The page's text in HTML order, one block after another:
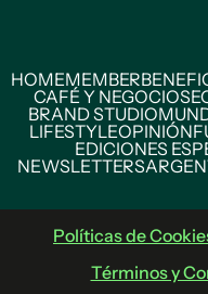
HOMEMEMBER
CAFÉ Y NEGOCIOS
BRAND STUDIO
LIFESTYLEOPINIÓN
EDICIONES
NEWSLETTERS
Políticas de
Términos y